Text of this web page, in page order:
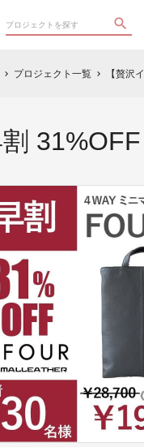
chevron_right プロジェクト一覧 chevron_right 【贅沢